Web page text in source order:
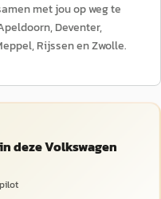
met jou op weg te
Deventer,
Rijssen en Zwolle.
deze Volkswagen